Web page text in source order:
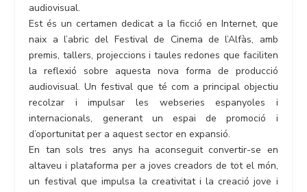
audiovisual.
Est és un certamen dedicat a la ficció en Internet, que
naix a l’abric del Festival de Cinema de l’Alfàs, amb
premis, tallers, projeccions i taules redones que faciliten
la reflexió sobre aquesta nova forma de producció
audiovisual. Un festival que té com a principal objectiu
recolzar i impulsar les webseries espanyoles i
internacionals, generant un espai de promoció i
d’oportunitat per a aquest sector en expansió.
En tan sols tres anys ha aconseguit convertir-se en
altaveu i plataforma per a joves creadors de tot el món,
un festival que impulsa la creativitat i la creació jove i